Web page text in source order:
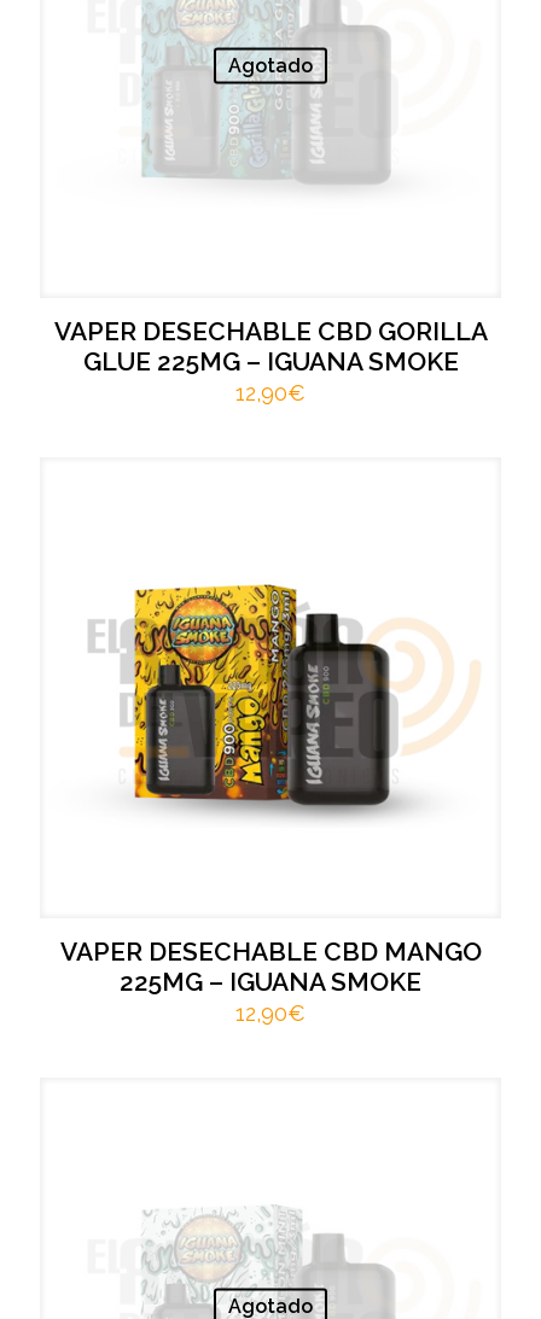
Agotado
VAPER DESECHABLE CBD GORILLA
GLUE 225MG – IGUANA SMOKE
12,90€
VAPER DESECHABLE CBD MANGO
225MG – IGUANA SMOKE
12,90€
Agotado